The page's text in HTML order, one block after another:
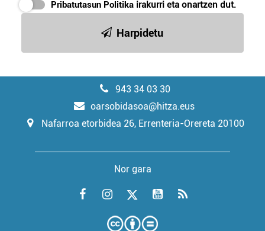
Pribatutasun Politika irakurri eta onartzen dut.
Harpidetu
943 34 03 30
oarsobidasoa@hitza.eus
Nafarroa etorbidea 26, Errenteria-Orereta 20100
Nor gara